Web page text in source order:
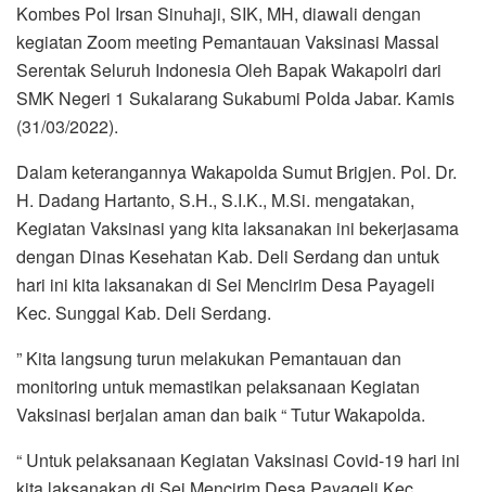
Kombes Pol Irsan Sinuhaji, SIK, MH, diawali dengan
kegiatan Zoom meeting Pemantauan Vaksinasi Massal
Serentak Seluruh Indonesia Oleh Bapak Wakapolri dari
SMK Negeri 1 Sukalarang Sukabumi Polda Jabar. Kamis
(31/03/2022).
Dalam keterangannya Wakapolda Sumut Brigjen. Pol. Dr.
H. Dadang Hartanto, S.H., S.I.K., M.Si. mengatakan,
Kegiatan Vaksinasi yang kita laksanakan ini bekerjasama
dengan Dinas Kesehatan Kab. Deli Serdang dan untuk
hari ini kita laksanakan di Sei Mencirim Desa Payageli
Kec. Sunggal Kab. Deli Serdang.
” Kita langsung turun melakukan Pemantauan dan
monitoring untuk memastikan pelaksanaan Kegiatan
Vaksinasi berjalan aman dan baik “ Tutur Wakapolda.
“ Untuk pelaksanaan Kegiatan Vaksinasi Covid-19 hari ini